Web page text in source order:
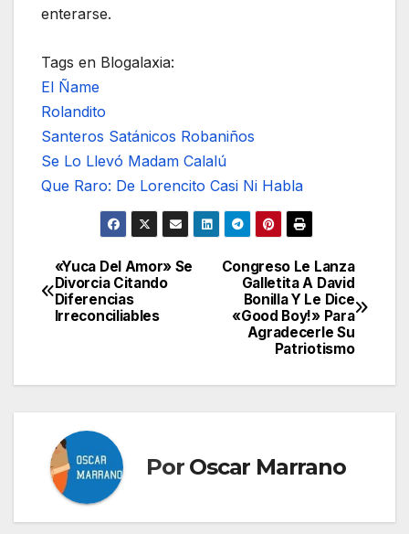
enterarse.
Tags en Blogalaxia:
El Ñame
Rolandito
Santeros Satánicos Robaniños
Se Lo Llevó Madam Calalú
Que Raro: De Lorencito Casi Ni Habla
Navegación
de
Congreso Le Lanza
Galletita A David
Bonilla Y Le Dice
«Good Boy!» Para
Agradecerle Su
Patriotismo
«Yuca Del Amor» Se
Divorcia Citando
Diferencias
Irreconciliables
Por Oscar Marrano